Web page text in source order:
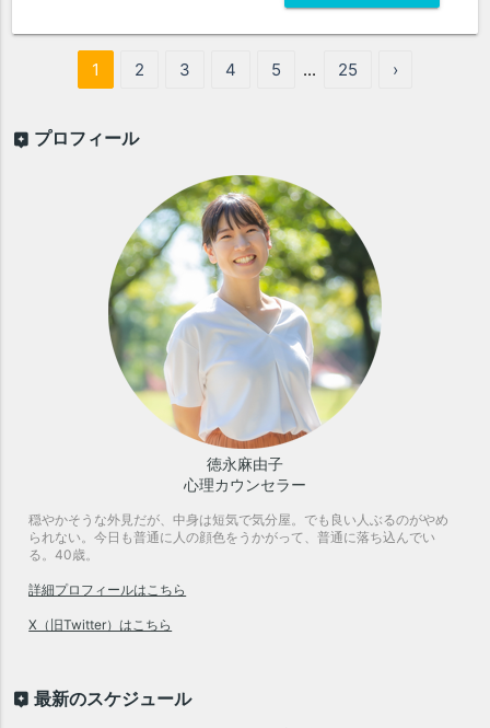
1 2 3 4 5 ... 25 ›
プロフィール
徳永麻由子
心理カウンセラー
穏やかそうな外見だが、中身は短気で気分屋。でも良い人ぶるのがやめ
られない。今日も普通に人の顔色をうかがって、普通に落ち込んでい
る。40歳。
詳細プロフィールはこちら
X（旧Twitter）はこちら
最新のスケジュール